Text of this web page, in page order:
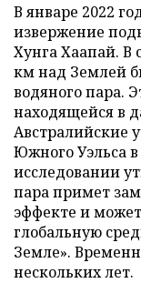
В январе 2022
извержение
Хунга Хаапай. В
км над Землей
водяного пара.
находящейся в
Австралийские
Южного Уэльса в
исследовании
пара примет
эффекте и
глобальную
Земле».
нескольких лет.